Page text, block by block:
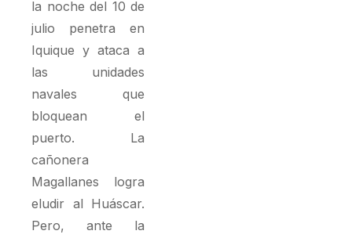
la noche del 10 de
julio penetra en
Iquique y ataca a
las unidades
navales que
bloquean el
puerto. La
cañonera
Magallanes logra
eludir al Huáscar.
Pero, ante la